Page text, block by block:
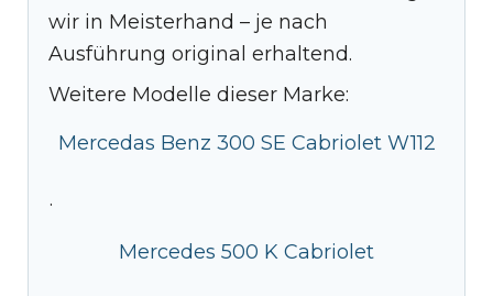
wir in Meisterhand – je nach
Ausführung original erhaltend.
Weitere Modelle dieser Marke:
Mercedas Benz 300 SE Cabriolet W112
·
Mercedes 500 K Cabriolet